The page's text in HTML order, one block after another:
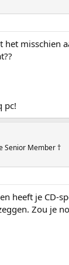
het misschien
pc!
Senior Member †
heeft je CD-
Zou je